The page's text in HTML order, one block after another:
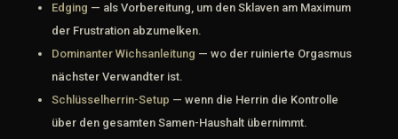
Edging — als Vorbereitung, um den Sklaven am Maximum
der Frustration abzumelken.
Dominanter Wichsanleitung — wo der ruinierte Orgasmus
nächster Verwandter ist.
Schlüsselherrin-Setup — wenn die Herrin die Kontrolle
über den gesamten Samen-Haushalt übernimmt.